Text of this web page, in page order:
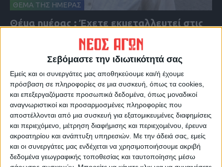
Σεβόμαστε την ιδιωτικότητά σας
Εμείς και οι συνεργάτες μας αποθηκεύουμε και/ή έχουμε
πρόσβαση σε πληροφορίες σε μια συσκευή, όπως τα cookies,
και επεξεργαζόμαστε προσωπικά δεδομένα, όπως μοναδικοί
αναγνωριστικοί και προσαρμοσμένες πληροφορίες που
αποστέλλονται από μια συσκευή για εξατομικευμένες διαφημίσεις
και περιεχόμενο, μέτρηση διαφήμισης και περιεχομένου, έρευνα
ακροατηρίου και ανάπτυξη υπηρεσιών. Με την άδειά σας, εμείς
και οι συνεργάτες μας ενδέχεται να χρησιμοποιήσουμε ακριβή
δεδομένα γεωγραφικής τοποθεσίας και ταυτοποίησης μέσω
ΘΕΜΑ ΤΗΣ ΗΜΕΡΑΣ
Θέμα ημέρας : Έχετε εκμεταλλευτεί στις
θερινές εκπτώσεις για κάποια αγορά;